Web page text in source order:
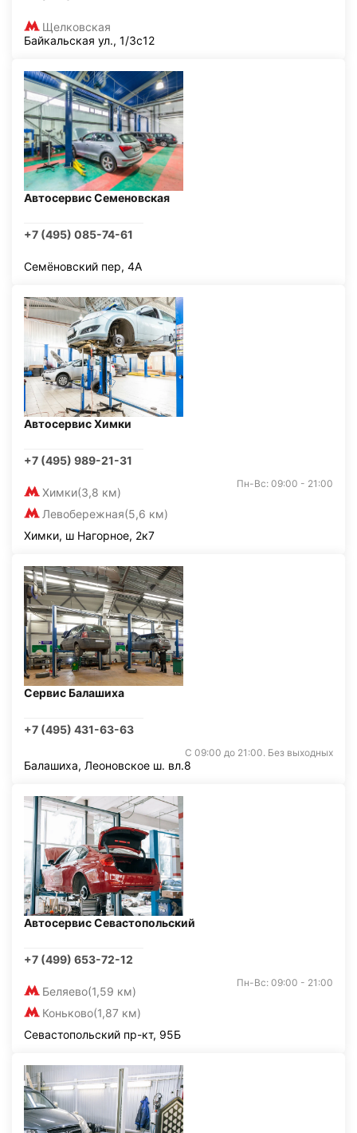
Щелковская
Байкальская ул., 1/3с12
Автосервис Семеновская
+7 (495) 085-74-61
Семёновский пер, 4А
Автосервис Химки
+7 (495) 989-21-31
Химки(3,8 км)
Левобережная(5,6 км)
Пн-Вс: 09:00 - 21:00
Химки, ш Нагорное, 2к7
Сервис Балашиха
+7 (495) 431-63-63
С 09:00 до 21:00. Без выходных
Балашиха, Леоновское ш. вл.8
Автосервис Севастопольский
+7 (499) 653-72-12
Беляево(1,59 км)
Коньково(1,87 км)
Пн-Вс: 09:00 - 21:00
Севастопольский пр-кт, 95Б